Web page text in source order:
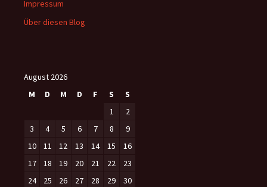
Impressum
Über diesen Blog
August 2026
M
D M D F S
S
1
2
3
4 5 6 7 8
9
10
11 12 13 14 15
16
17
18 19 20 21 22
23
24
25 26 27 28 29
30